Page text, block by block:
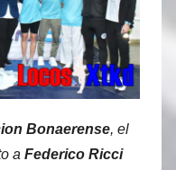
Bonaerense, el
a Federico Ricci